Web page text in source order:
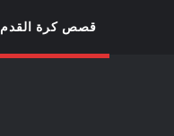
قصص كرة القدم